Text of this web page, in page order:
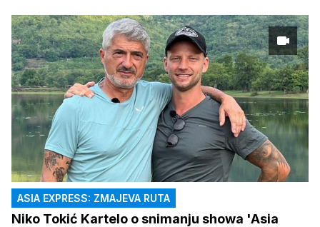
ASIA EXPRESS: ZMAJEVA RUTA
Niko Tokić Kartelo o snimanju showa 'Asia